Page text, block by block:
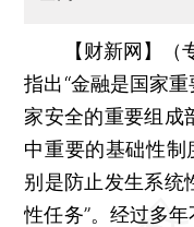
【财新网】（
指出“金融是国家
家安全的重要组成
中重要的基础性制
别是防止发生系统
性任务”。经过多